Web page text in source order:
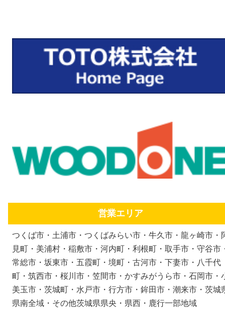
営業エリア
つくば市・土浦市・つくばみらい市・牛久市・龍ヶ崎市・
見町・美浦村・稲敷市・河内町・利根町・取手市・守谷市
常総市・坂東市・五霞町・境町・古河市・下妻市・八千代
町・筑西市・桜川市・笠間市・かすみがうら市・石岡市・
美玉市・茨城町・水戸市・行方市・鉾田市・潮来市・茨城
県南全域・その他茨城県県央・県西・鹿行一部地域